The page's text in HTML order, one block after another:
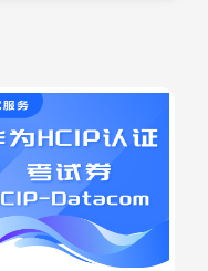
业务代码分开，方便修
为 AI 网关，管理所有
工程）、RAG 技